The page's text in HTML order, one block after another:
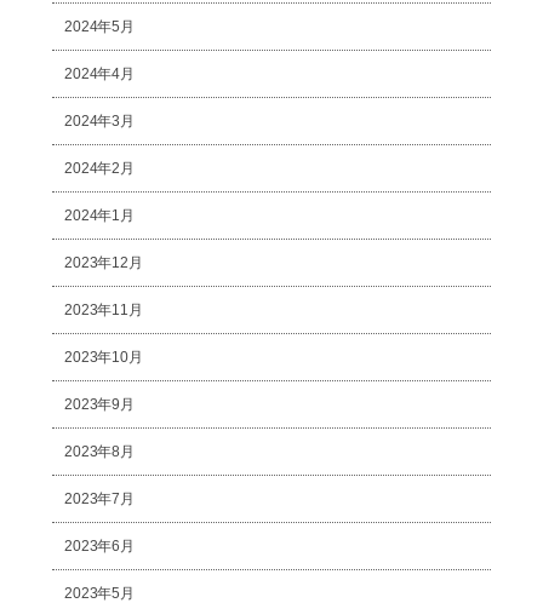
2024年5月
2024年4月
2024年3月
2024年2月
2024年1月
2023年12月
2023年11月
2023年10月
2023年9月
2023年8月
2023年7月
2023年6月
2023年5月